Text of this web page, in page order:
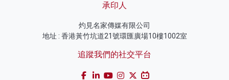
承印人
灼見名家傳媒有限公司
地址 : 香港黃竹坑道21號環匯廣場10樓1002室
追蹤我們的社交平台